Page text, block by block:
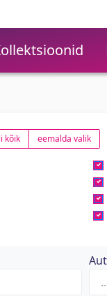
kõik eemalda valik